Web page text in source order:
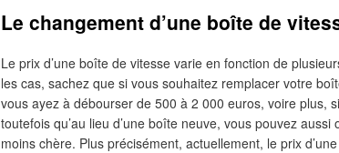
Le changement d’une boîte de
Le prix d’une boîte de vitesse varie en fonction de
les cas, sachez que si vous souhaitez remplacer votre
vous ayez à débourser de 500 à 2 000 euros, voire plus,
toutefois qu’au lieu d’une boîte neuve, vous pouvez
moins chère. Plus précisément, actuellement, le prix